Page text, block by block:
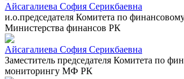
Айсагалиева София Серикбаевна
и.о.председателя Комитета по
Министерства финансов РК
Айсагалиева София Серикбаевна
Заместитель председателя Комитета по
мониторингу МФ РК